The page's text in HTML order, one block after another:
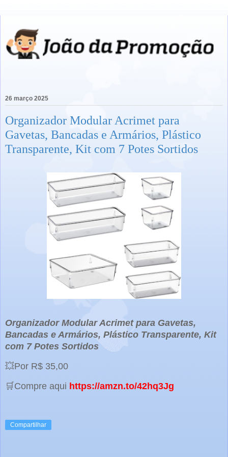
26 março 2025
Organizador Modular Acrimet para
Gavetas, Bancadas e Armários, Plástico
Transparente, Kit com 7 Potes Sortidos
Organizador Modular Acrimet para Gavetas,
Bancadas e Armários, Plástico Transparente, Kit
com 7 Potes Sortidos
💥Por R$ 35,00
🛒Compre aqui https://amzn.to/42hq3Jg
Compartilhar